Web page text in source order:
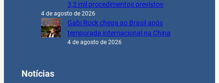
3,2 mil procedimentos previstos
4 de agosto de 2026
Gabi Rock chega ao Brasil após
temporada internacional na China
4 de agosto de 2026
Notícias